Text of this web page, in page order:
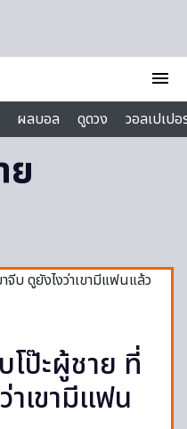
menu
ผลบอล ดูดวง
วอลเปเป
ย
โป๊ะผู้ชาย ที่
าเขามีแฟน